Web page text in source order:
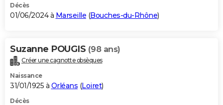
Décès
01/06/2024 à Marseille (Bouches-du-Rhône)
Suzanne POUGIS (98 ans)
Créer une cagnotte obsèques
Naissance
31/01/1925 à Orléans (Loiret)
Décès